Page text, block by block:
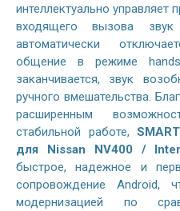
интеллектуально управляет
входящего вызова звук
автоматически
общение в режиме
заканчивается, звук
ручного вмешательства.
расширенным
стабильной работе,
для Nissan NV400 /
быстрое, надежное и
сопровождение Android,
модернизацией по